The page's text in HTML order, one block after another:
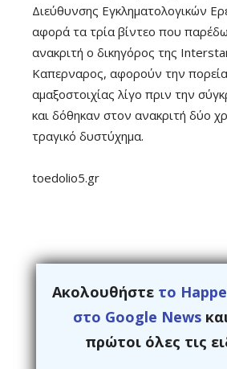
Διεύθυνσης Εγκληματολογικών
αφορά τα τρία βίντεο που
ανακριτή ο δικηγόρος της
Καπερναρος, αφορούν την πορεία
αμαξοστοιχίας λίγο πριν την
και δόθηκαν στον ανακριτή δύο
τραγικό δυστύχημα.
toedolio5.gr
Ακολουθήστε το
στο Google News
πρώτοι όλες τις